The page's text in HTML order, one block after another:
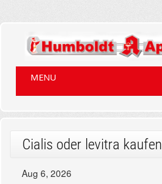
MENU
Cialis oder levitra kaufen
Aug 6, 2026